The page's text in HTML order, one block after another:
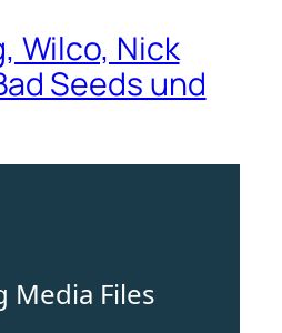
Wilco, Nick
Seeds und